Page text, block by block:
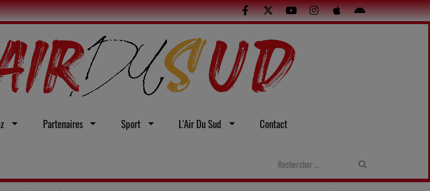
Partenaires Sport L'Air Du Sud Contact